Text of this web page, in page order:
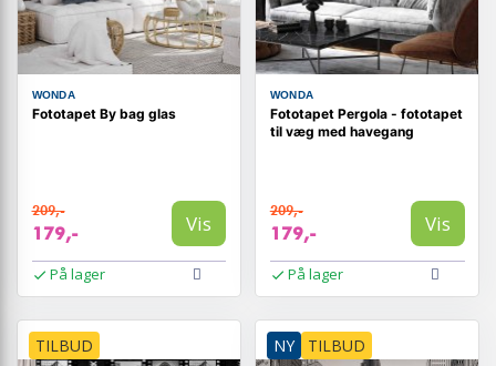
WONDA
Fototapet By bag glas
209,-
179,- Vis
På lager
WONDA
Fototapet Pergola - fototapet
til væg med havegang
209,-
179,- Vis
På lager
TILBUD NY TILBUD